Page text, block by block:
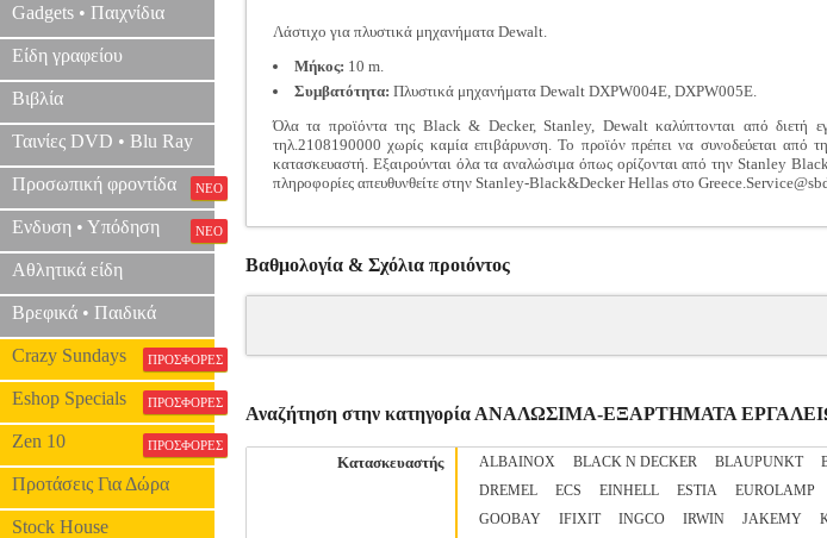
Gadgets • Παιχνίδια
Είδη γραφείου
Βιβλία
Ταινίες DVD • Blu Ray
Προσωπική φροντίδα ΝΕΟ
Ενδυση • Υπόδηση ΝΕΟ
Αθλητικά είδη
Βρεφικά • Παιδικά
Crazy Sundays ΠΡΟΣΦΟΡΕΣ
Eshop Specials ΠΡΟΣΦΟΡΕΣ
Zen 10 ΠΡΟΣΦΟΡΕΣ
Προτάσεις Για Δώρα
Stock House
Λάστιχο για πλυστικά μηχανήματα Dewalt.
Μήκος: 10 m.
Συμβατότητα: Πλυστικά μηχανήματα Dewalt DXPW004E, DXPW005E.
Όλα τα προϊόντα της Black & Decker, Stanley, Dewalt καλύπτονται από διετή
τηλ.2108190000 χωρίς καμία επιβάρυνση. Το προϊόν πρέπει να συνοδεύεται από
κατασκευαστή. Εξαιρούνται όλα τα αναλώσιμα όπως ορίζονται από την Stanley
πληροφορίες απευθυνθείτε στην Stanley-Black&Decker Hellas στο
Βαθμολογία & Σχόλια προιόντος
Αναζήτηση στην κατηγορία ΑΝΑΛΩΣΙΜΑ-ΕΞΑΡΤΗΜΑΤΑ
Κατασκευαστής ALBAINOX BLACK N DECKER BLAUPUNKT
DREMEL
ECS EINHELL ESTIA EUROLAMP
GOOBAY
IFIXIT INGCO IRWIN JAKEMY